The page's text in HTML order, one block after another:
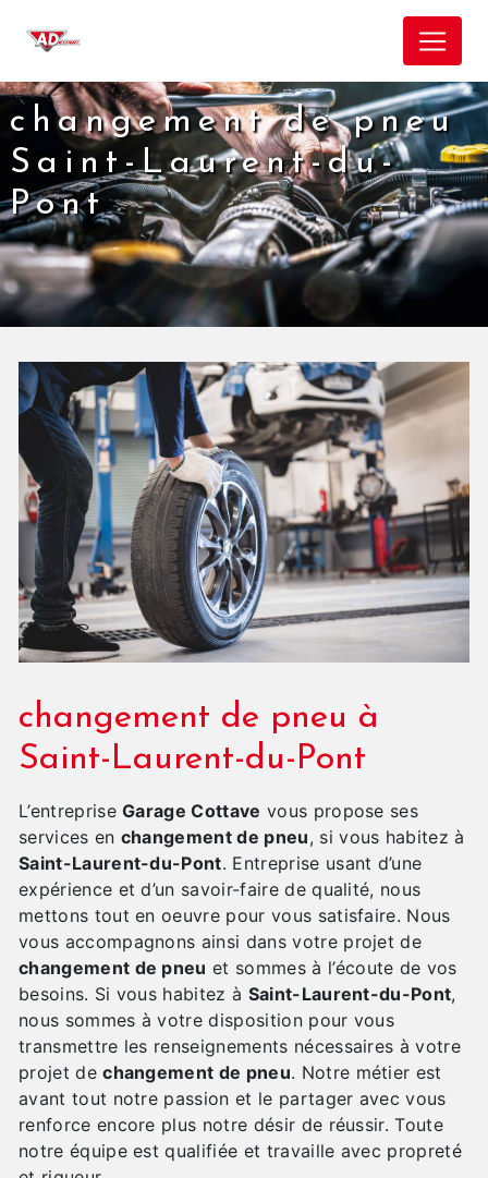
changement de pneu
Saint-Laurent-du-
Pont
changement de pneu à
Saint-Laurent-du-Pont
L’entrepriseGarage Cottave vous propose ses
services en changement de pneu, si vous habitez à
Saint-Laurent-du-Pont. Entreprise usant d’une
expérience et d’un savoir-faire de qualité, nous
mettons tout en oeuvre pour vous satisfaire. Nous
vous accompagnons ainsi dans votre projet de
changement de pneu et sommes à l’écoute de vos
besoins. Si vous habitez à Saint-Laurent-du-Pont,
nous sommes à votre disposition pour vous
transmettre les renseignements nécessaires à votre
projet dechangement de pneu. Notre métier est
avant tout notre passion et le partager avec vous
renforce encore plus notre désir de réussir. Toute
notre équipe est qualifiée et travaille avec propreté